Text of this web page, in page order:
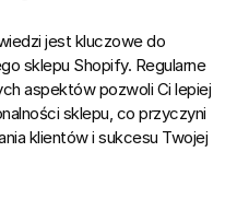
jest kluczowe do
sklepu Shopify. Regularne
aspektów pozwoli Ci lepiej
sklepu, co przyczyni
klientów i sukcesu Twojej